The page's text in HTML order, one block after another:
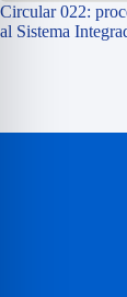
Circular 022:
al Sistema